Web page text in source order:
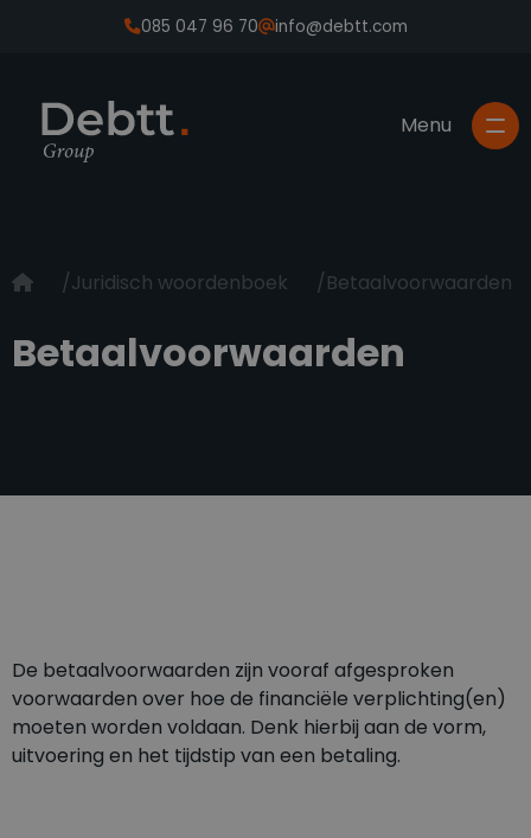
085 047 96 70 info@debtt.com
Juridisch woordenboek Betaalvoorwaarden
Betaalvoorwaarden
De betaalvoorwaarden zijn vooraf afgesproken
voorwaarden over hoe de financiële verplichting(en)
moeten worden voldaan. Denk hierbij aan de vorm,
uitvoering en het tijdstip van een betaling.